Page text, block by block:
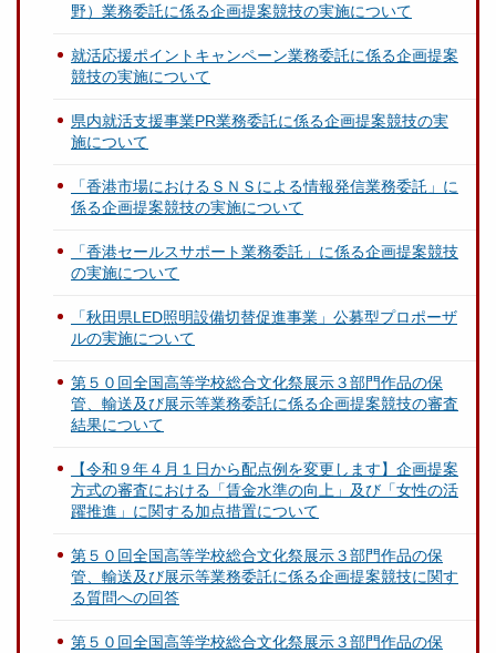
野）業務委託に係る企画提案競技の実施について
就活応援ポイントキャンペーン業務委託に係る企画提案
競技の実施について
県内就活支援事業PR業務委託に係る企画提案競技の実
施について
「香港市場におけるＳＮＳによる情報発信業務委託」に
係る企画提案競技の実施について
「香港セールスサポート業務委託」に係る企画提案競技
の実施について
「秋田県LED照明設備切替促進事業」公募型プロポーザ
ルの実施について
第５０回全国高等学校総合文化祭展示３部門作品の保
管、輸送及び展示等業務委託に係る企画提案競技の審査
結果について
【令和９年４月１日から配点例を変更します】企画提案
方式の審査における「賃金水準の向上」及び「女性の活
躍推進」に関する加点措置について
第５０回全国高等学校総合文化祭展示３部門作品の保
管、輸送及び展示等業務委託に係る企画提案競技に関す
る質問への回答
第５０回全国高等学校総合文化祭展示３部門作品の保